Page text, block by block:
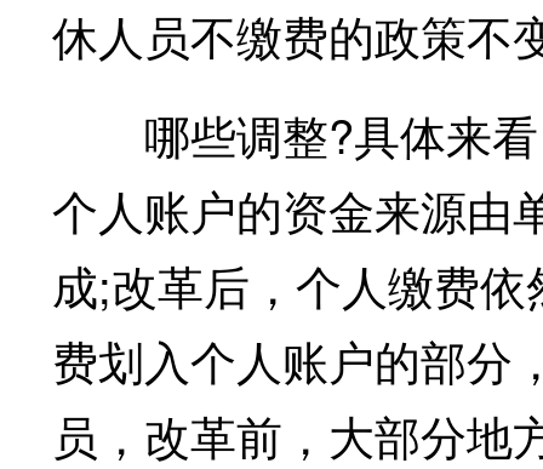
休人员不缴费的政策不
哪些调整?具体来看
个人账户的资金来源由
成;改革后，个人缴费
费划入个人账户的部分
员，改革前，大部分地